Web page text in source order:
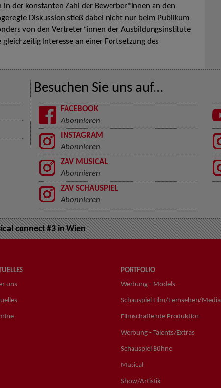
der konstanten Zahl der Bewerber*innen an den
Diskussion stieß dabei nicht nur beim Publikum
von den Vertreter*innen der Ausbildungsinstitute
Interesse an einer Fortsetzung des
Besuchen Sie uns auf...
FACEBOOK
Abonnieren
INSTAGRAM
Abonnieren
ZAV MUSICAL
Abonnieren
ZAV SCHAUSPIEL
Abonnieren
connect #3 in Wien
uns
PORTFOLIO
Werbung - Models
Schauspiel Film/Fernsehen/Media
Filmschaffende Produktion
Werbung - Talents/Extras
Schauspiel Bühne
Musical
Show/Artistik